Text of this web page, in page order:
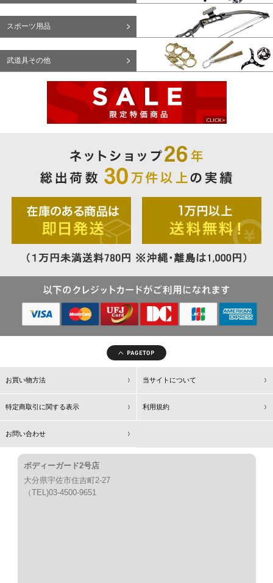
スポーツ用品
武道具その他
お買い物方法 当サイトについて
特定商取引に関する表示 利用規約
お問い合わせ
ボディーガード2号店
大分県宇佐市住吉町2-27
（TEL)03-4500-9651